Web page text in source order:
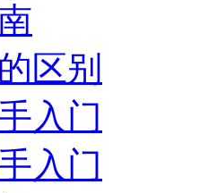
区别
入门
入门